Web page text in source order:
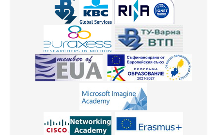
Машинно-технологичен факултет
Корабостроителен факултет
Добруджански технологичен колеж
Месец на науката 2024
Научноизследователски институт
Електротехнически факултет